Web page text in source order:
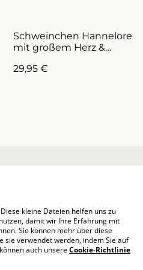
Schweinchen Hannelore
mit großem Herz &
(ArtNr.D0016)
29,95 €
SumUp
Richtlinie
kleine Dateien helfen uns zu
damit wir Ihre Erfahrung mit
Sie können mehr über diese
sie verwendet werden, indem Sie auf
auch unsereCookie-Richtlinie